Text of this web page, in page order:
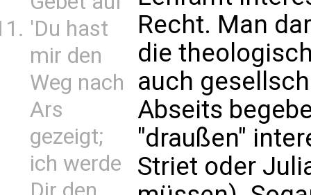
'Du hast
mir den
Weg nach
Ars
gezeigt;
ich werde
Recht. Man
die
auch
Abseits
"draußen"
Striet oder